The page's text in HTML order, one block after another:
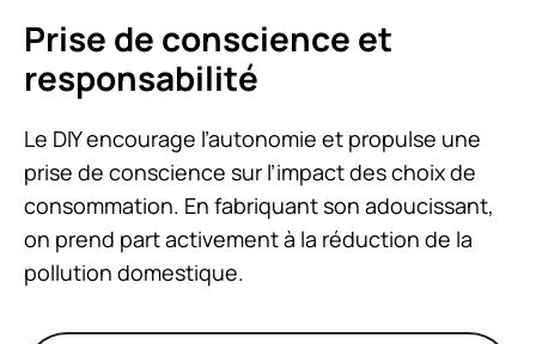
Prise de conscience et
responsabilité
Le DIY encourage l’autonomie et propulse une
prise de conscience sur l’impact des choix de
consommation. En fabriquant son adoucissant,
on prend part activement à la réduction de la
pollution domestique.